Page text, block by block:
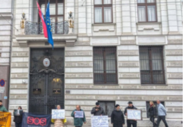
НА РАССЫЛКУ